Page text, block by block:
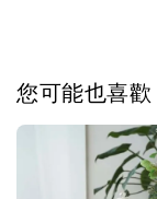
您可能也喜歡